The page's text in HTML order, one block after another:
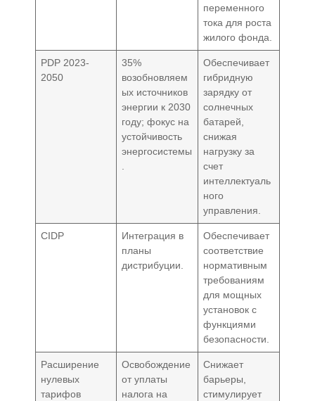
переменного
тока для роста
жилого фонда.
PDP 2023-
2050
35%
возобновляем
ых источников
энергии к 2030
году; фокус на
устойчивость
энергосистемы
.
Обеспечивает
гибридную
зарядку от
солнечных
батарей,
снижая
нагрузку за
счет
интеллектуаль
ного
управления.
CIDP
Интеграция в
планы
дистрибуции.
Обеспечивает
соответствие
нормативным
требованиям
для мощных
установок с
функциями
безопасности.
Расширение
нулевых
тарифов
Освобождение
от уплаты
налога на
Снижает
барьеры,
стимулирует